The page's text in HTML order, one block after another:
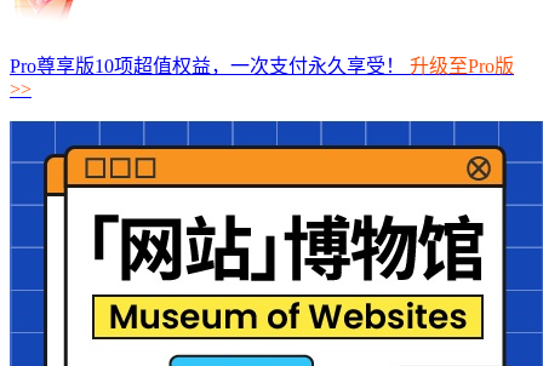
Pro尊享版10项超值权益，一次支付永久享受！ 升级至Pro版
>>